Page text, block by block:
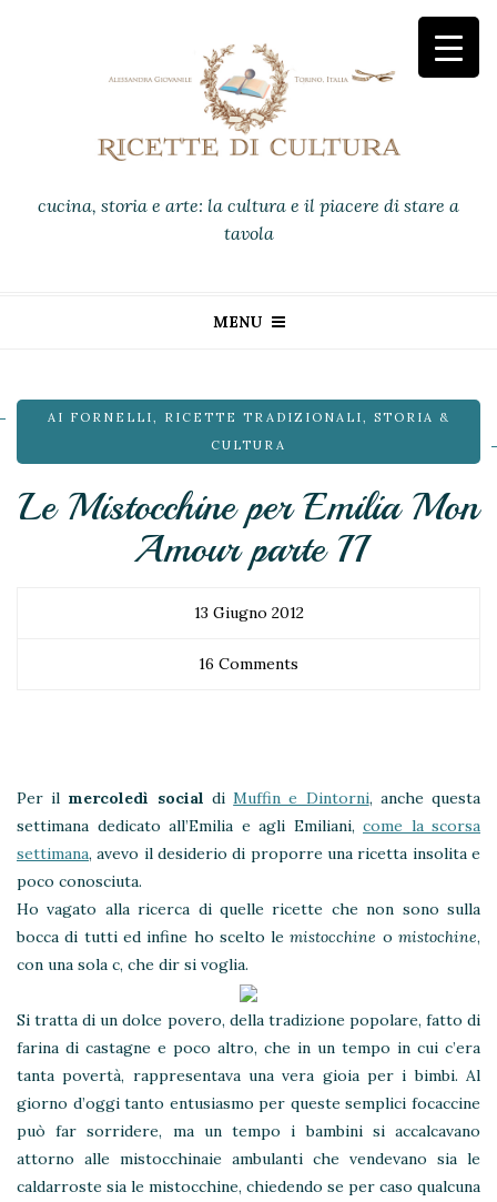
cucina, storia e arte: la cultura e il piacere di stare a
tavola
MENU
AI FORNELLI , RICETTE TRADIZIONALI , STORIA &
CULTURA
Le Mistocchine per Emilia Mon
Amour parte II
13 Giugno 2012
16 Comments
Per il mercoledì social diMuffin e Dintorni, anche questa
settimana dedicato all’Emilia e agli Emiliani, come la scorsa
settimana, avevo il desiderio di proporre una ricetta insolita e
poco conosciuta.
Ho vagato alla ricerca di quelle ricette che non sono sulla
bocca di tutti ed infine ho scelto lemistocchine omistochine,
con una sola c, che dir si voglia.
Si tratta di un dolce povero, della tradizione popolare, fatto di
farina di castagne e poco altro, che in un tempo in cui c’era
tanta povertà, rappresentava una vera gioia per i bimbi. Al
giorno d’oggi tanto entusiasmo per queste semplici focaccine
può far sorridere, ma un tempo i bambini si accalcavano
attorno alle mistocchinaie ambulanti che vendevano sia le
caldarroste sia le mistocchine, chiedendo se per caso qualcuna